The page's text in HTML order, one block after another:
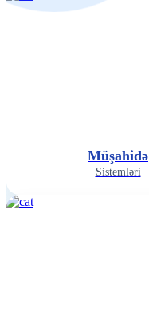
Müşahidə
Sistemləri